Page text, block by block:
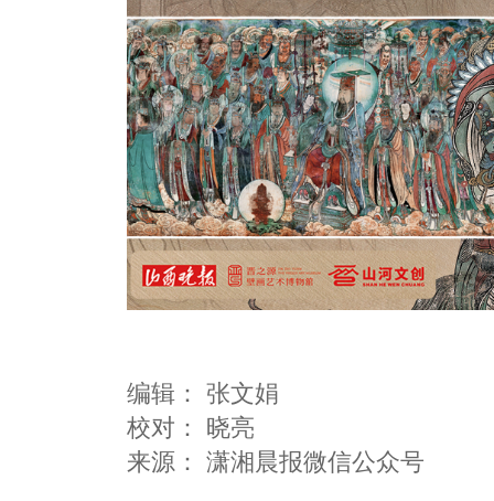
编辑： 张文娟
校对： 晓亮